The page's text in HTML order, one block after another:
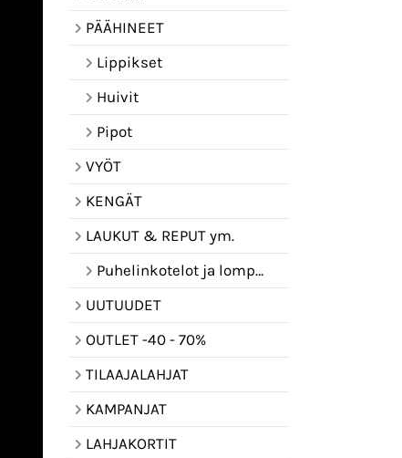
PÄÄHINEET
Lippikset
Huivit
Pipot
VYÖT
KENGÄT
LAUKUT & REPUT ym.
Puhelinkotelot ja lompakot
UUTUUDET
OUTLET -40 - 70%
TILAAJALAHJAT
KAMPANJAT
LAHJAKORTIT